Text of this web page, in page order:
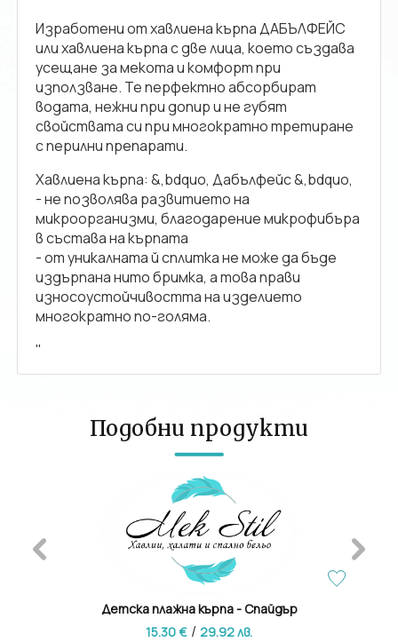
Изработени от хавлиена кърпа ДАБЪЛФЕЙС
или хавлиена кърпа с две лица, което създава
усещане за мекота и комфорт при
използване. Те перфектно абсорбират
водата, нежни при допир и не губят
свойствата си при многократно третиране
с перилни препарати.
Хавлиена кърпа: &,bdquo, Дабълфейс &,bdquo,
- не позволява развитието на
микроорганизми, благодарение микрофибъра
в състава на кърпата
- от уникалната й сплитка не може да бъде
издърпана нито бримка, а това прави
износоустойчивостта на изделието
многократно по-голяма.
"
Подобни продукти
Детска плажна кърпа - Спайдър
15.30 € / 29.92 лв.